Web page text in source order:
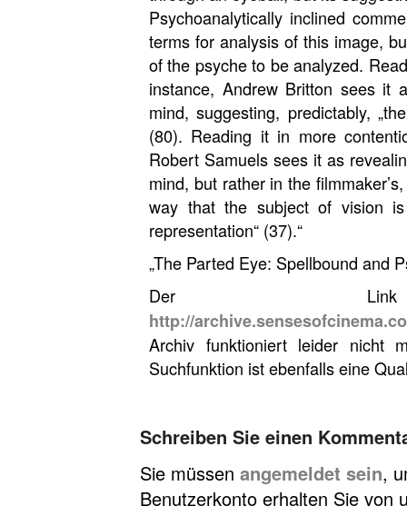
Psychoanalytically inclined
terms for analysis of this image,
of the psyche to be analyzed.
instance, Andrew Britton sees it
mind, suggesting, predictably,
(80). Reading it in more
Robert Samuels sees it as
mind, but rather in the
way that the subject of vision
representation“ (37).“
„The Parted Eye: Spellbound and
Der
http://
Archiv funktioniert leider nicht
Suchfunktion ist ebenfalls eine
Schreiben Sie einen
Sie müssen angemeldet sein,
Benutzerkonto erhalten Sie von